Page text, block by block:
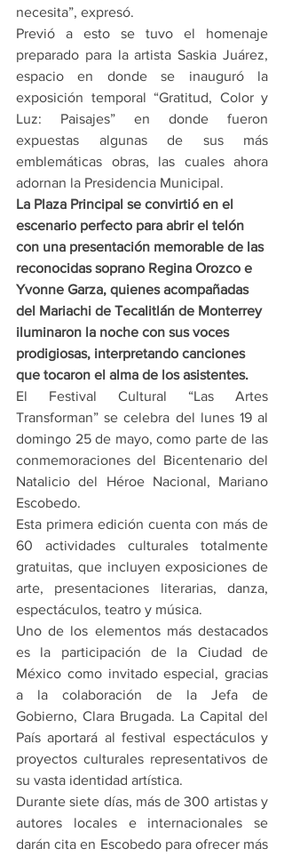
necesita”, expresó.
Previó a esto se tuvo el homenaje
preparado para la artista Saskia Juárez,
espacio en donde se inauguró la
exposición temporal “Gratitud, Color y
Luz: Paisajes” en donde fueron
expuestas algunas de sus más
emblemáticas obras, las cuales ahora
adornan la Presidencia Municipal.
La Plaza Principal se convirtió en el
escenario perfecto para abrir el telón
con una presentación memorable de las
reconocidas soprano Regina Orozco e
Yvonne Garza, quienes acompañadas
del Mariachi de Tecalitlán de Monterrey
iluminaron la noche con sus voces
prodigiosas, interpretando canciones
que tocaron el alma de los asistentes.
El Festival Cultural “Las Artes
Transforman” se celebra del lunes 19 al
domingo 25 de mayo, como parte de las
conmemoraciones del Bicentenario del
Natalicio del Héroe Nacional, Mariano
Escobedo.
Esta primera edición cuenta con más de
60 actividades culturales totalmente
gratuitas, que incluyen exposiciones de
arte, presentaciones literarias, danza,
espectáculos, teatro y música.
Uno de los elementos más destacados
es la participación de la Ciudad de
México como invitado especial, gracias
a la colaboración de la Jefa de
Gobierno, Clara Brugada. La Capital del
País aportará al festival espectáculos y
proyectos culturales representativos de
su vasta identidad artística.
Durante siete días, más de 300 artistas y
autores locales e internacionales se
darán cita en Escobedo para ofrecer más